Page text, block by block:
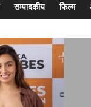
सम्पादकीय फिल्म